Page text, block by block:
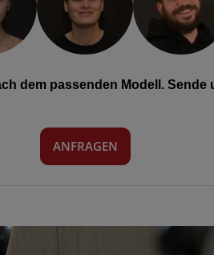
dem passenden Modell.
ANFRAGEN